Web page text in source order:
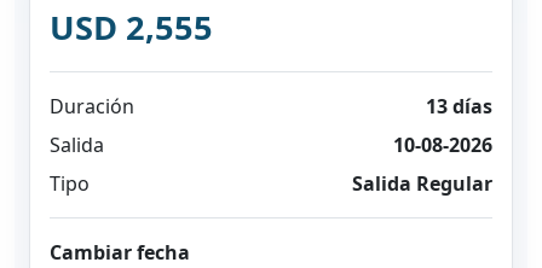
USD 2,555
Duración
13 días
Salida
10-08-2026
Tipo
Salida Regular
Cambiar fecha